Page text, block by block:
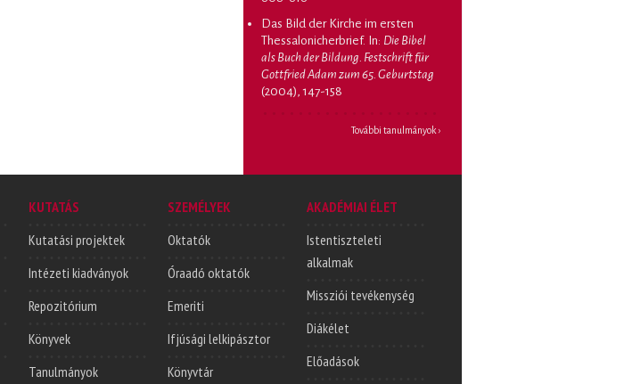
Das Bild der Kirche im ersten
Thessalonicherbrief. In: Die Bibel
als Buch der Bildung. Festschrift für
Gottfried Adam zum 65. Geburtstag
(2004), 147-158
További tanulmányok ›
KUTATÁS
Kutatási projektek
Intézeti kiadványok
Repozitórium
Könyvek
Tanulmányok
SZEMÉLYEK
Oktatók
Óraadó oktatók
Emeriti
Ifjúsági lelkipásztor
Könyvtár
AKADÉMIAI ÉLET
Istentiszteleti
alkalmak
Missziói tevékenység
Diákélet
Előadások